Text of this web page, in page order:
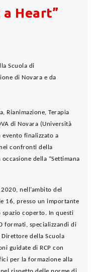
Heart”
Scuola di
di Novara e da
Rianimazione, Terapia
di Novara (Università
finalizzato a
confronti della
della “Settimana
nell’ambito del
16, presso un importante
coperto. In questi
formati, specializzandi di
Direttore della Scuola
guidate di RCP con
per la formazione alla